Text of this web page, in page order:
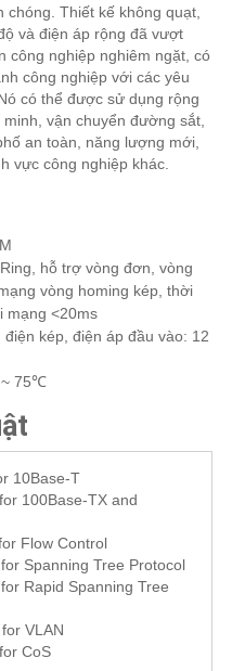
Thiết kế không quạt,
và điện áp rộng đã vượt
công nghiệp nghiêm ngặt, có
công nghiệp với các yêu
có thể được sử dụng rộng
vận chuyển đường sắt,
an toàn, năng lượng mới,
vực công nghiệp khác.
hỗ trợ vòng đơn, vòng
vòng homing kép, thời
mạng <20ms
kép, điện áp đầu vào: 12
~ 75℃
10Base-T
100Base-TX and
Flow Control
Spanning Tree Protocol
Rapid Spanning Tree
VLAN
CoS